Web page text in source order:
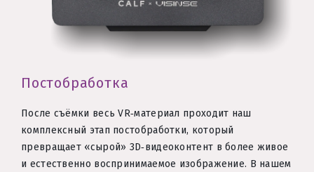
Постобработка
После съёмки весь VR‑материал проходит наш
комплексный этап постобработки, который
превращает «сырой» 3D‑видео­контент в более живое
и естественно воспринимаемое изображение. В нашем